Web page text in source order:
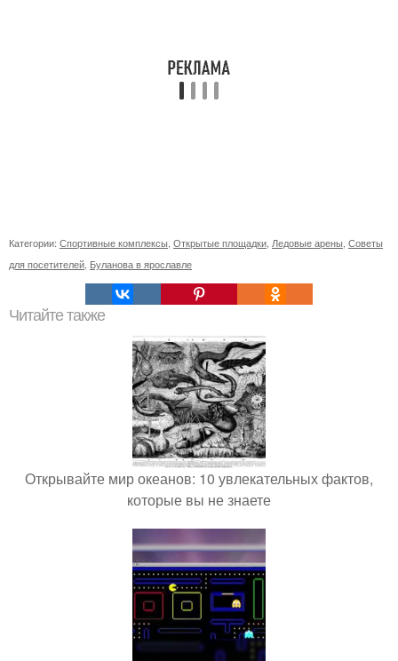
Категории: Спортивные комплексы Открытые площадки Ледовые арены Советы
для посетителей Буланова в ярославле
Читайте также
Открывайте мир океанов: 10 увлекательных фактов,
которые вы не знаете